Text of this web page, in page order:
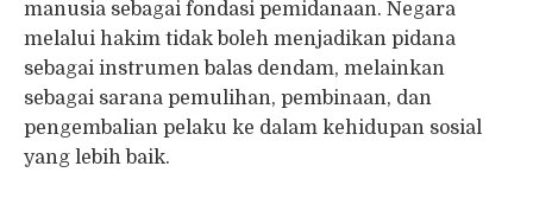
manusia sebagai fondasi pemidanaan. Negara
melalui hakim tidak boleh menjadikan pidana
sebagai instrumen balas dendam, melainkan
sebagai sarana pemulihan, pembinaan, dan
pengembalian pelaku ke dalam kehidupan sosial
yang lebih baik.